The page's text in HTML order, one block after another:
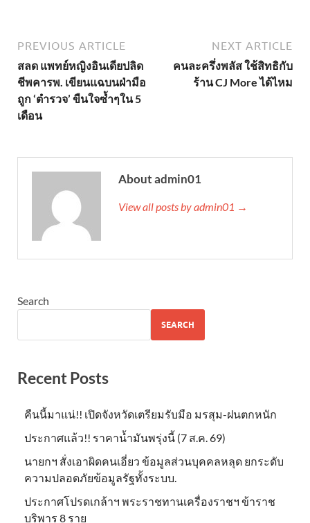
PREVIOUS ARTICLE
สลด แพทย์หญิงอินเดียปลิด
ชีพคารพ. เขียนแฉบนฝ่ามือ
ถูก ‘ตำรวจ’ ขืนใจซ้ำๆใน 5
เดือน
NEXT ARTICLE
คนละครึ่งพลัส ใช้สิทธิกับ
ร้าน CJ More ได้ไหม
About admin01
View all posts by admin01 →
Search
SEARCH
Recent Posts
คืนนี้มาแน่!! เปิดจังหวัดเตรียมรับมือ มรสุม-ฝนตกหนัก
ประกาศแล้ว!! ราคาน้ำมันพรุ่งนี้ (7 ส.ค. 69)
นายกฯ สั่งเอาผิดคนเอี่ยว ข้อมูลส่วนบุคคลหลุด ยกระดับ
ความปลอดภัยข้อมูลรัฐทั้งระบบ.
ประกาศโปรดเกล้าฯ พระราชทานเครื่องราชฯ ข้าราช
บริพาร 8 ราย